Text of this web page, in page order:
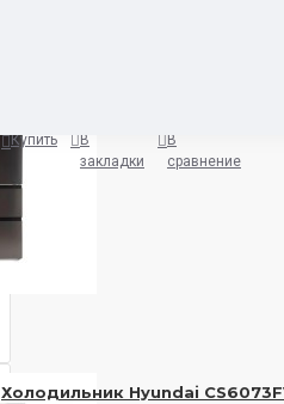
Купить
В
закладки
В
сравнение
Холодильник Hyundai